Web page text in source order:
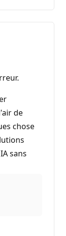
de
chose
sans